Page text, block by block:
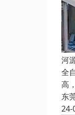
河
全
高
东
24-